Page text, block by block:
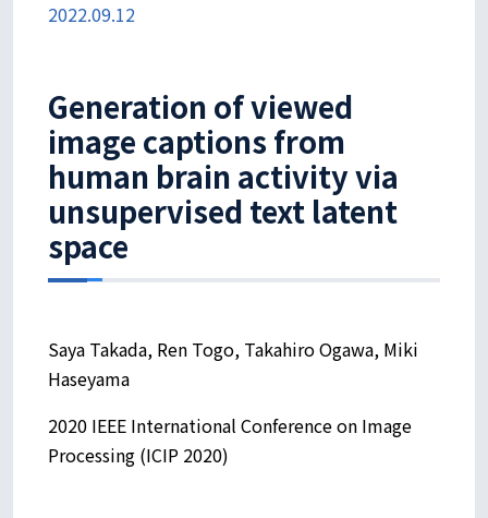
2022.09.12
Generation of viewed
image captions from
human brain activity via
unsupervised text latent
space
Saya Takada, Ren Togo, Takahiro Ogawa, Miki
Haseyama
2020 IEEE International Conference on Image
Processing (ICIP 2020)